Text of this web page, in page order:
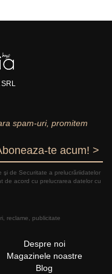
spam-uri, promitem
te acum! >
şi de Securitate a prelucrăriidatelor
de acord cu prelucrarea datelor cu
reclame, publicitate
Despre noi
Magazinele noastre
Blog